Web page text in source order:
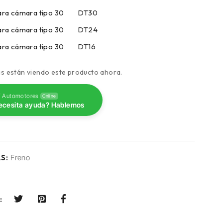
cámara tipo 30 DT30
cámara tipo 30 DT24
cámara tipo 30 DT16
están viendo este producto ahora.
Automotores Online
ayuda? Hablemos
Freno